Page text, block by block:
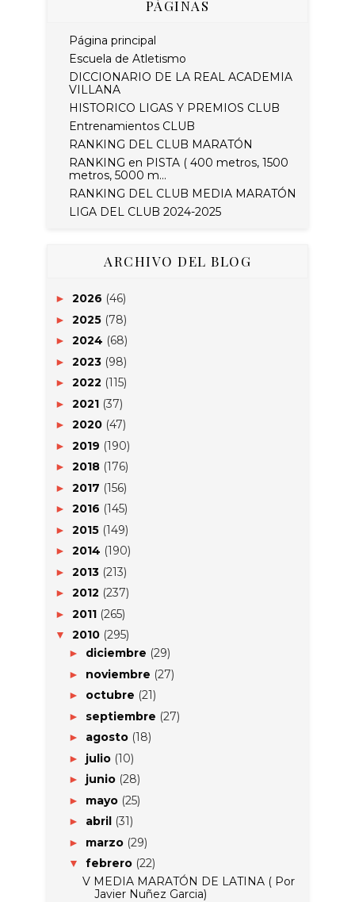
PÁGINAS
Página principal
Escuela de Atletismo
DICCIONARIO DE LA REAL ACADEMIA
VILLANA
HISTORICO LIGAS Y PREMIOS CLUB
Entrenamientos CLUB
RANKING DEL CLUB MARATÓN
RANKING en PISTA ( 400 metros, 1500
metros, 5000 m...
RANKING DEL CLUB MEDIA MARATÓN
LIGA DEL CLUB 2024-2025
ARCHIVO DEL BLOG
► 2026 (46)
► 2025 (78)
► 2024 (68)
► 2023 (98)
► 2022 (115)
► 2021 (37)
► 2020 (47)
► 2019 (190)
► 2018 (176)
► 2017 (156)
► 2016 (145)
► 2015 (149)
► 2014 (190)
► 2013 (213)
► 2012 (237)
► 2011 (265)
▼ 2010 (295)
► diciembre (29)
► noviembre (27)
► octubre (21)
► septiembre (27)
► agosto (18)
► julio (10)
► junio (28)
► mayo (25)
► abril (31)
► marzo (29)
▼ febrero (22)
V MEDIA MARATÓN DE LATINA ( Por
Javier Nuñez Garcia)